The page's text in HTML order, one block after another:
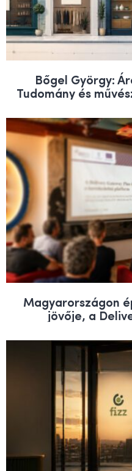
Bőgel György:
Tudomány és
Magyarországon
jövője, a